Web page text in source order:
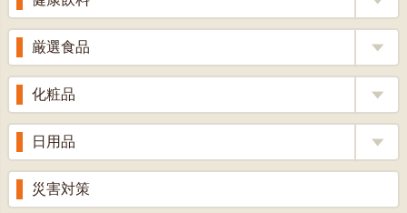
梅酢
整腸薬
解熱鎮痛剤
せきどめ
滋養強壮
消炎鎮痛剤
乳酸菌
ローヤルゼリー
牡蠣エキス
プロポリス
プラセンタ
健康茶
漢方茶
青汁・豆乳
甘酒
健康ドリンク
厳選食品
もち麦・十六穀米
生姜
丼の素
のど飴
化粧品
美容品
スキンクリーム＆美容パック
ウオッシュ＆ソープ
日用品
入浴剤
災害対策